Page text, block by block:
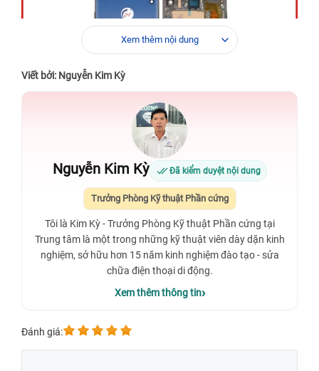
Xem thêm nội dung
Viết bởi: Nguyễn Kim Kỳ
Nguyễn Kim Kỳ Đã kiểm duyệt nội dung
Trưởng Phòng Kỹ thuật Phần cứng
Tôi là Kim Kỳ - Trưởng Phòng Kỹ thuật Phần cứng tại
Trung tâm là một trong những kỹ thuật viên dày dặn kinh
nghiệm, sở hữu hơn 15 năm kinh nghiệm đào tạo - sửa
chữa điện thoại di động.
Xem thêm thông tin
Đánh giá: